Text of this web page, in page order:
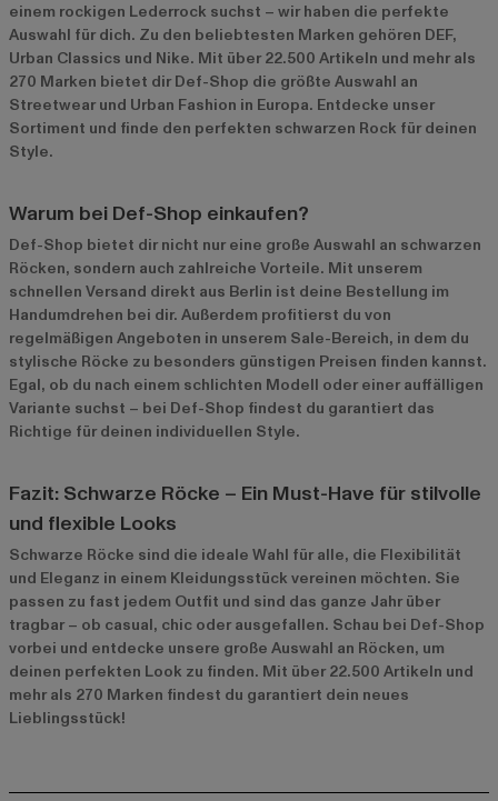
einem rockigen Lederrock suchst – wir haben die perfekte
Auswahl für dich. Zu den beliebtesten Marken gehören DEF,
Urban Classics und Nike. Mit über 22.500 Artikeln und mehr als
270 Marken bietet dir Def-Shop die größte Auswahl an
Streetwear und Urban Fashion in Europa. Entdecke unser
Sortiment und finde den perfekten schwarzen Rock für deinen
Style.
Warum bei Def-Shop einkaufen?
Def-Shop bietet dir nicht nur eine große Auswahl an schwarzen
Röcken, sondern auch zahlreiche Vorteile. Mit unserem
schnellen Versand direkt aus Berlin ist deine Bestellung im
Handumdrehen bei dir. Außerdem profitierst du von
regelmäßigen Angeboten in unserem Sale-Bereich, in dem du
stylische Röcke zu besonders günstigen Preisen finden kannst.
Egal, ob du nach einem schlichten Modell oder einer auffälligen
Variante suchst – bei Def-Shop findest du garantiert das
Richtige für deinen individuellen Style.
Fazit: Schwarze Röcke – Ein Must-Have für stilvolle
und flexible Looks
Schwarze Röcke sind die ideale Wahl für alle, die Flexibilität
und Eleganz in einem Kleidungsstück vereinen möchten. Sie
passen zu fast jedem Outfit und sind das ganze Jahr über
tragbar – ob casual, chic oder ausgefallen. Schau bei Def-Shop
vorbei und entdecke unsere große Auswahl an Röcken, um
deinen perfekten Look zu finden. Mit über 22.500 Artikeln und
mehr als 270 Marken findest du garantiert dein neues
Lieblingsstück!